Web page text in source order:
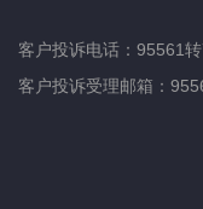
客户投诉电话：95561
客户投诉受理邮箱：